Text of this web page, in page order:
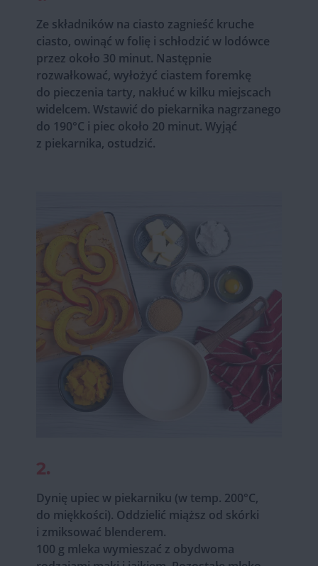
Ze składników na ciasto zagnieść kruche
ciasto, owinąć w folię i schłodzić w lodówce
przez około 30 minut. Następnie
rozwałkować, wyłożyć ciastem foremkę
do pieczenia tarty, nakłuć w kilku miejscach
widelcem. Wstawić do piekarnika nagrzanego
do 190°C i piec około 20 minut. Wyjąć
z piekarnika, ostudzić.
2.
Dynię upiec w piekarniku (w temp. 200°C,
do miękkości). Oddzielić miąższ od skórki
i zmiksować blenderem.
100 g mleka wymieszać z obydwoma